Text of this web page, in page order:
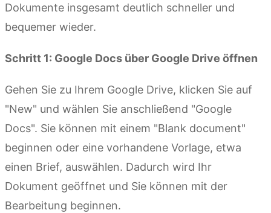
Dokumente insgesamt deutlich schneller und
bequemer wieder.
Schritt 1: Google Docs über Google Drive öffnen
Gehen Sie zu Ihrem Google Drive, klicken Sie auf
"New" und wählen Sie anschließend "Google
Docs". Sie können mit einem "Blank document"
beginnen oder eine vorhandene Vorlage, etwa
einen Brief, auswählen. Dadurch wird Ihr
Dokument geöffnet und Sie können mit der
Bearbeitung beginnen.